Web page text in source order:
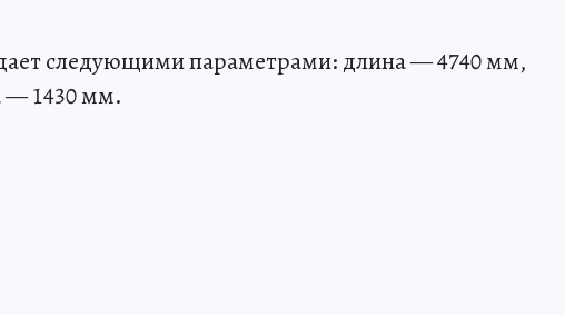
следующими параметрами: длина — 4740 мм,
— 1430 мм.